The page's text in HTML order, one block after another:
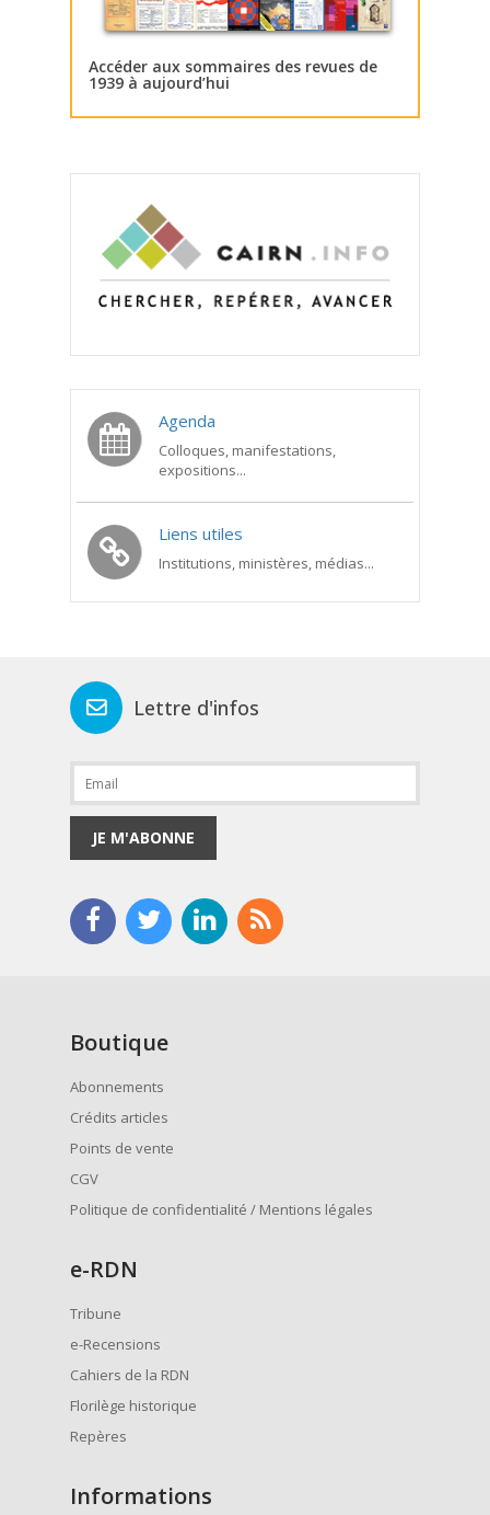
Accéder aux sommaires des revues de
1939 à aujourd’hui
Agenda
Colloques, manifestations,
expositions...
Liens utiles
Institutions, ministères, médias...
Lettre d'infos
JE M'ABONNE
Boutique
Abonnements
Crédits articles
Points de vente
CGV
Politique de confidentialité / Mentions légales
e-RDN
Tribune
e-Recensions
Cahiers de la RDN
Florilège historique
Repères
Informations